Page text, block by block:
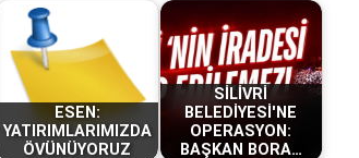
ESEN:
YATIRIMLARIMIZDA
ÖVÜNÜYORUZ
SİLİVRİ
BELEDİYESİ'NE
OPERASYON:
BAŞKAN BORA…